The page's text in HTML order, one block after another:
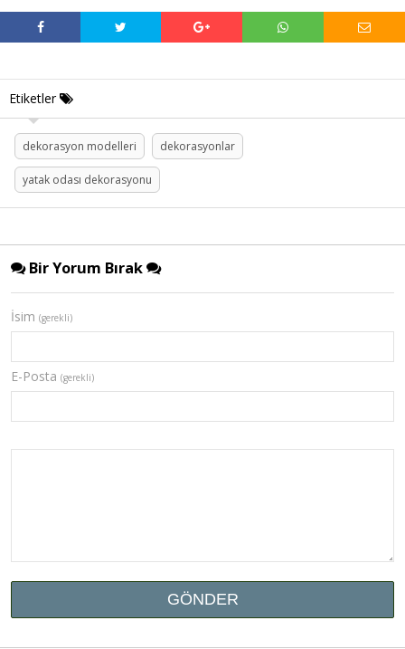
Etiketler
dekorasyon modelleri dekorasyonlar
yatak odası dekorasyonu
Bir Yorum Bırak
İsim (gerekli)
E-Posta (gerekli)